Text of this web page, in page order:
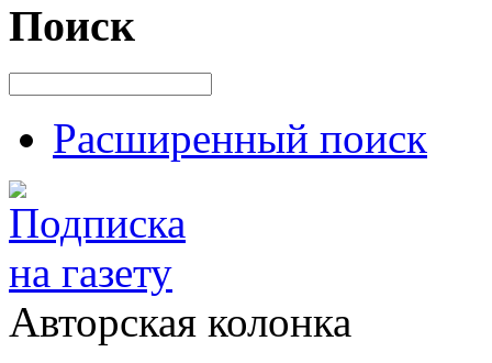
Поиск
Расширенный поиск
Авторская колонка